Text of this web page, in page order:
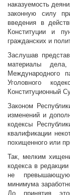
наказуемость
законную силу
введения в
Конституции и
гражданских и
Заслушав
материалы дела,
Международного
Уголовного
Конституционный
Законом
изменений и
кодексы
квалификации
похищенного или
Так, мелким
кодекса в
не превышающую
минимума
До принятия